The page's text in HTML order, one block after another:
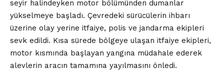
seyir halindeyken motor bölümünden dumanlar
yükselmeye başladı. Çevredeki sürücülerin ihbarı
üzerine olay yerine itfaiye, polis ve jandarma ekipleri
sevk edildi. Kısa sürede bölgeye ulaşan itfaiye ekipleri,
motor kısmında başlayan yangına müdahale ederek
alevlerin aracın tamamına yayılmasını önledi.